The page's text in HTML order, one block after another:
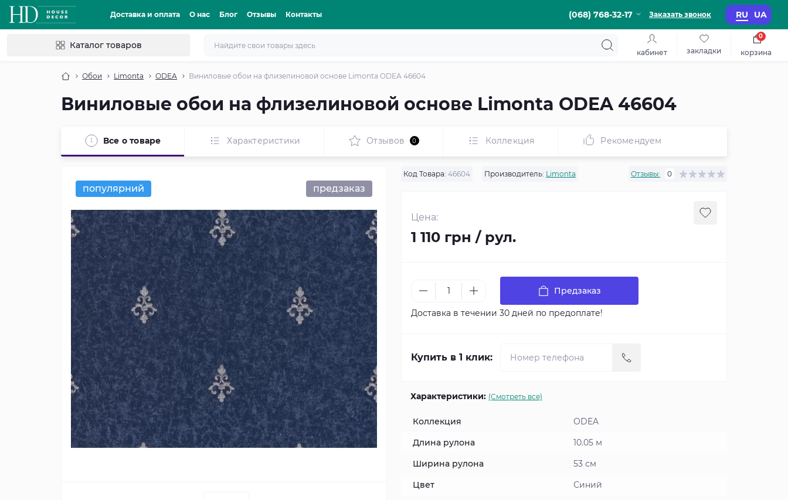
Доставка и оплата О нас Блог Отзывы Контакты (068) 768-32-17 Заказать звонок RU UA
Каталог товаров
кабинет закладки корзина
0
Обои Limonta ODEA Виниловые обои на флизелиновой основе Limonta ODEA 46604
Виниловые обои на флизелиновой основе Limonta ODEA 46604
Все о товаре Характеристики Отзывов 0 Коллекция Рекомендуем
популярний предзаказ
Код Товара: 46604 Производитель: Limonta Отзывы: 0
Цена:
1 110 грн / рул.
Предзаказ
Доставка в течении 30 дней по предоплате!
Купить в 1 клик:
Характеристики: (Смотреть все)
Коллекция ODEA
Длина рулона 10.05 м
Ширина рулона 53 см
Цвет Синий